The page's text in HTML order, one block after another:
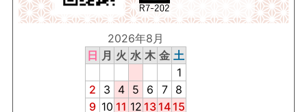
2026年8月
日 月 火 水 木 金 土
1
2
3 4 5 6 7
8
9 10 11 12 13 14 15